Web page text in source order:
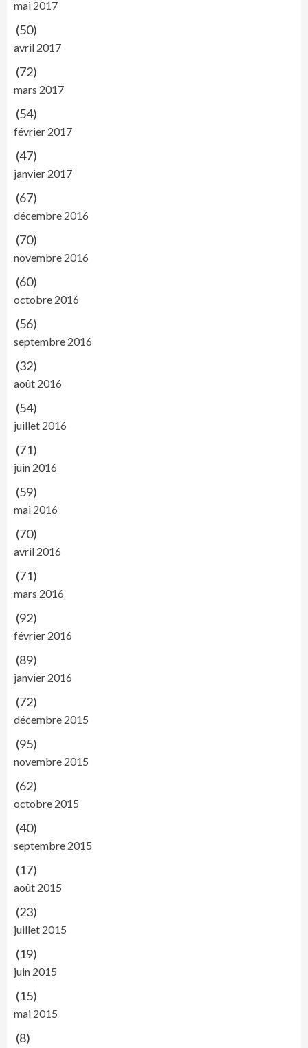
mai 2017
(50)
avril 2017
(72)
mars 2017
(54)
février 2017
(47)
janvier 2017
(67)
décembre 2016
(70)
novembre 2016
(60)
octobre 2016
(56)
septembre 2016
(32)
août 2016
(54)
juillet 2016
(71)
juin 2016
(59)
mai 2016
(70)
avril 2016
(71)
mars 2016
(92)
février 2016
(89)
janvier 2016
(72)
décembre 2015
(95)
novembre 2015
(62)
octobre 2015
(40)
septembre 2015
(17)
août 2015
(23)
juillet 2015
(19)
juin 2015
(15)
mai 2015
(8)